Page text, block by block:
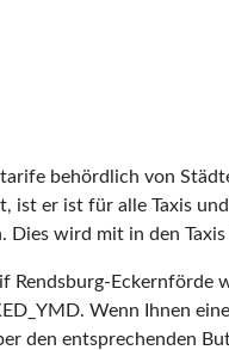
behördlich von
ist er ist für alle Taxis
wird mit in den
Rendsburg-Eckernförde
. Wenn Ihnen
den entsprechenden